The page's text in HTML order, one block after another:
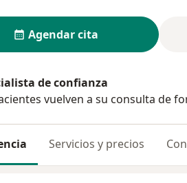
Agendar cita
de confianza
vuelven a su consulta de
Servicios y precios